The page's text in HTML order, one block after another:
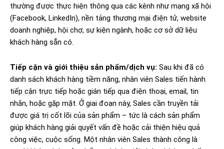
thường được thực hiện thông qua các kênh như mạng xã hội
(Facebook, LinkedIn), nền tảng thương mại điện tử, website
doanh nghiệp, hội chợ, sự kiện ngành, hoặc cơ sở dữ liệu
khách hàng sẵn có.
Tiếp cận và giới thiệu sản phẩm/dịch vụ: Sau khi đã có
danh sách khách hàng tiềm năng, nhân viên Sales tiến hành
tiếp cận trực tiếp hoặc gián tiếp qua điện thoại, email, tin
nhắn, hoặc gặp mặt. Ở giai đoạn này, Sales cần truyền tải
được giá trị cốt lõi của sản phẩm – tức là cách sản phẩm
giúp khách hàng giải quyết vấn đề hoặc cải thiện hiệu quả
công việc, cuộc sống. Một nhân viên Sales thành công là